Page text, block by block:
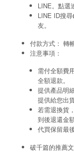
LINE。點選
LINE ID搜尋
友。
付款方式： 轉
注意事項：
需付全額費
全額退款。
提供產品明
提供給您出
若需退換貨
到後退還金
代買保留最
破千篇的推薦